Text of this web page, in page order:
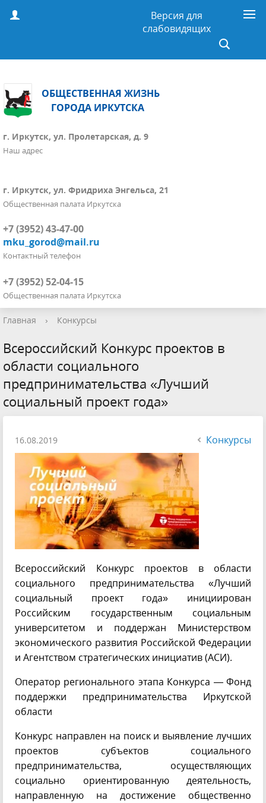
Версия для
слабовидящих
ОБЩЕСТВЕННАЯ ЖИЗНЬ
ГОРОДА ИРКУТСКА
г. Иркутск, ул. Пролетарская, д. 9
Наш адрес
г. Иркутск, ул. Фридриха Энгельса, 21
Общественная палата Иркутска
+7 (3952) 43-47-00
mku_gorod@mail.ru
Контактный телефон
+7 (3952) 52-04-15
Общественная палата Иркутска
Главная › Конкурсы
Всероссийский Конкурс проектов в
области социального
предпринимательства «Лучший
социальный проект года»
16.08.2019 Конкурсы
Всероссийский Конкурс проектов в области
социального предпринимательства «Лучший
социальный проект года» инициирован
Российским государственным социальным
университетом и поддержан Министерством
экономического развития Российской Федерации
и Агентством стратегических инициатив (АСИ).
Оператор регионального этапа Конкурса — Фонд
поддержки предпринимательства Иркутской
области
Конкурс направлен на поиск и выявление лучших
проектов субъектов социального
предпринимательства, осуществляющих
социально ориентированную деятельность,
направленную на достижение общественно